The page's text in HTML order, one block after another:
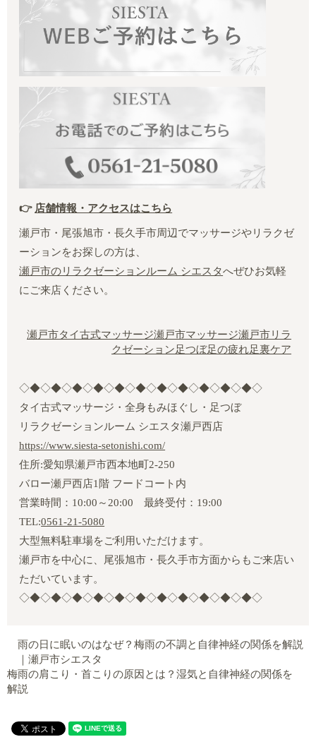
👉 店舗情報・アクセスはこちら
瀬戸市・尾張旭市・長久手市周辺でマッサージやリラクゼ
ーションをお探しの方は、
瀬戸市のリラクゼーションルーム シエスタへぜひお気軽
にご来店ください。
瀬戸市タイ古式マッサージ瀬戸市マッサージ瀬戸市リラ
クゼーション足つぼ足の疲れ足裏ケア
◇◆◇◆◇◆◇◆◇◆◇◆◇◆◇◆◇◆◇◆◇◆◇
タイ古式マッサージ・全身もみほぐし・足つぼ
リラクゼーションルーム シエスタ瀬戸西店
https://www.siesta-setonishi.com/
住所:愛知県瀬戸市西本地町2‐250
バロー瀬戸西店1階 フードコート内
営業時間：10:00～20:00 最終受付：19:00
TEL:0561-21-5080
大型無料駐車場をご利用いただけます。
瀬戸市を中心に、尾張旭市・長久手市方面からもご来店い
ただいています。
◇◆◇◆◇◆◇◆◇◆◇◆◇◆◇◆◇◆◇◆◇◆◇
雨の日に眠いのはなぜ？梅雨の不調と自律神経の関係を解説
｜瀬戸市シエスタ
梅雨の肩こり・首こりの原因とは？湿気と自律神経の関係を
解説